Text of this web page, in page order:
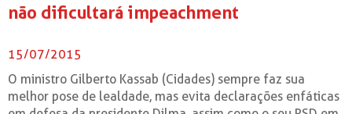
não dificultará impeachment
15/07/2015
O ministro Gilberto Kassab (Cidades) sempre faz sua
melhor pose de lealdade, mas evita declarações enfáticas